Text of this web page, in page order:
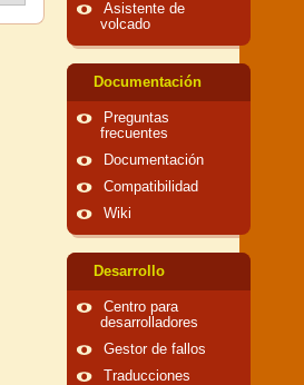
Asistente de
volcado
Documentación
Preguntas
frecuentes
Documentación
Compatibilidad
Wiki
Desarrollo
Centro para
desarrolladores
Gestor de fallos
Traducciones